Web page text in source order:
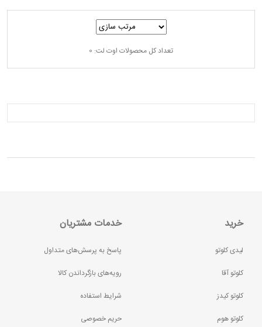
تعداد کل محصولات اوت لت: 0
خرید
لیدی کلوتو
کلوتو آقا
کلوتو کیدز
کلوتو هوم
خدمات مشتریان
پاسخ به پرسش‌های متداول
رویه‌های بازگرداندن کالا
شرایط استفاده
حریم خصوصی